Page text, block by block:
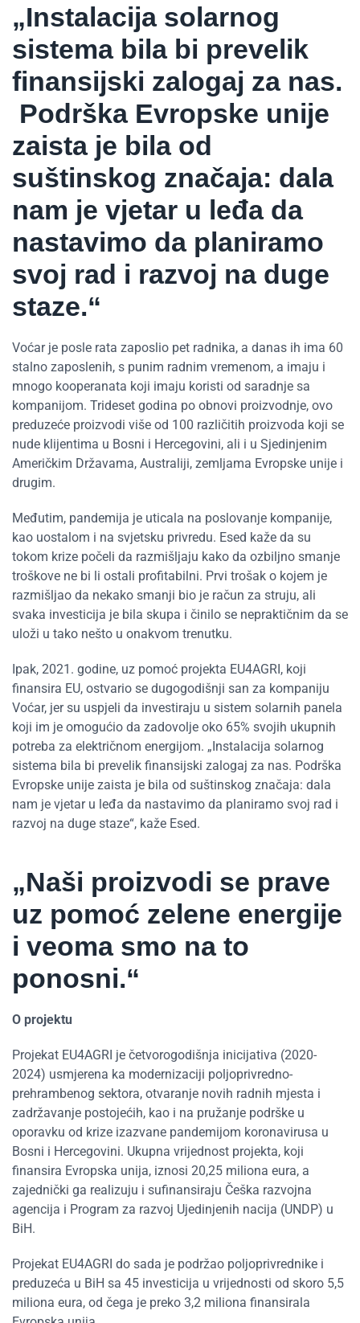
„Instalacija solarnog
sistema bila bi prevelik
finansijski zalogaj za nas.
Podrška Evropske unije
zaista je bila od
suštinskog značaja: dala
nam je vjetar u leđa da
nastavimo da planiramo
svoj rad i razvoj na duge
staze.“
Voćar je posle rata zaposlio pet radnika, a danas ih ima 60
stalno zaposlenih, s punim radnim vremenom, a imaju i
mnogo kooperanata koji imaju koristi od saradnje sa
kompanijom. Trideset godina po obnovi proizvodnje, ovo
preduzeće proizvodi više od 100 različitih proizvoda koji se
nude klijentima u Bosni i Hercegovini, ali i u Sjedinjenim
Američkim Državama, Australiji, zemljama Evropske unije i
drugim.
Međutim, pandemija je uticala na poslovanje kompanije,
kao uostalom i na svjetsku privredu. Esed kaže da su
tokom krize počeli da razmišljaju kako da ozbiljno smanje
troškove ne bi li ostali profitabilni. Prvi trošak o kojem je
razmišljao da nekako smanji bio je račun za struju, ali
svaka investicija je bila skupa i činilo se nepraktičnim da se
uloži u tako nešto u onakvom trenutku.
Ipak, 2021. godine, uz pomoć projekta EU4AGRI, koji
finansira EU, ostvario se dugogodišnji san za kompaniju
Voćar, jer su uspjeli da investiraju u sistem solarnih panela
koji im je omogućio da zadovolje oko 65% svojih ukupnih
potreba za električnom energijom. „Instalacija solarnog
sistema bila bi prevelik finansijski zalogaj za nas. Podrška
Evropske unije zaista je bila od suštinskog značaja: dala
nam je vjetar u leđa da nastavimo da planiramo svoj rad i
razvoj na duge staze“, kaže Esed.
„Naši proizvodi se prave
uz pomoć zelene energije
i veoma smo na to
ponosni.“
O projektu
Projekat EU4AGRI je četvorogodišnja inicijativa (2020-
2024) usmjerena ka modernizaciji poljoprivredno-
prehrambenog sektora, otvaranje novih radnih mjesta i
zadržavanje postojećih, kao i na pružanje podrške u
oporavku od krize izazvane pandemijom koronavirusa u
Bosni i Hercegovini. Ukupna vrijednost projekta, koji
finansira Evropska unija, iznosi 20,25 miliona eura, a
zajednički ga realizuju i sufinansiraju Češka razvojna
agencija i Program za razvoj Ujedinjenih nacija (UNDP) u
BiH.
Projekat EU4AGRI do sada je podržao poljoprivrednike i
preduzeća u BiH sa 45 investicija u vrijednosti od skoro 5,5
miliona eura, od čega je preko 3,2 miliona finansirala